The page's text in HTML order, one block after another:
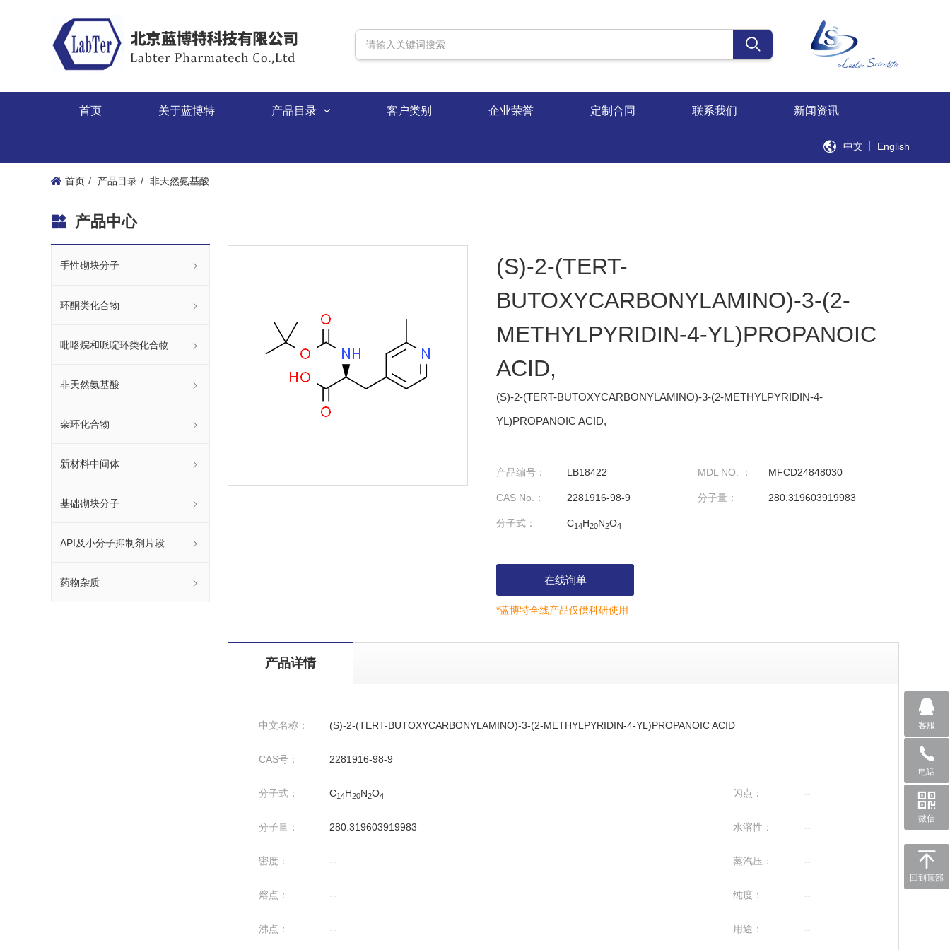
首页 关于蓝博特 产品目录 客户类别 企业荣誉 定制合同 联系我们 新闻资讯
中文 English
首页 产品目录 非天然氨基酸
产品中心
手性砌块分子
环酮类化合物
吡咯烷和哌啶环类化合物
非天然氨基酸
杂环化合物
新材料中间体
基础砌块分子
API及小分子抑制剂片段
药物杂质
(S)-2-(TERT-
BUTOXYCARBONYLAMINO)-3-(2-
METHYLPYRIDIN-4-YL)PROPANOIC
ACID,
(S)-2-(TERT-BUTOXYCARBONYLAMINO)-3-(2-METHYLPYRIDIN-4-
YL)PROPANOIC ACID,
产品编号： LB18422 MDL NO. ： MFCD24848030
CAS No.： 2281916-98-9 分子量： 280.319603919983
分子式： C14H20N2O4
在线询单
*蓝博特全线产品仅供科研使用
产品详情
中文名称： (S)-2-(TERT-BUTOXYCARBONYLAMINO)-3-(2-METHYLPYRIDIN-4-YL)PROPANOIC ACID
CAS号： 2281916-98-9
分子式： C14H20N2O4 闪点： --
分子量： 280.319603919983 水溶性： --
密度： -- 蒸汽压： --
熔点： -- 纯度： --
沸点： -- 用途： --
客服
电话
微信
回到顶部